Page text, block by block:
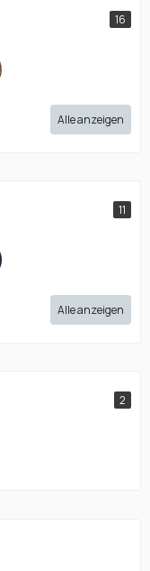
16
Alle anzeigen
11
Alle anzeigen
2